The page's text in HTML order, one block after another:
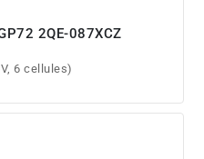
2QE-087XCZ
6 cellules)